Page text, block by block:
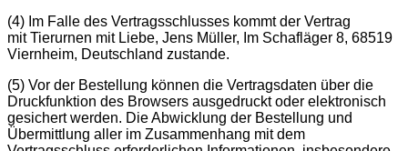
(4) Im Falle des Vertragsschlusses kommt der Vertrag
mit Tierurnen mit Liebe, Jens Müller, Im Schafläger 8, 68519
Viernheim, Deutschland zustande.
(5) Vor der Bestellung können die Vertragsdaten über die
Druckfunktion des Browsers ausgedruckt oder elektronisch
gesichert werden. Die Abwicklung der Bestellung und
Übermittlung aller im Zusammenhang mit dem